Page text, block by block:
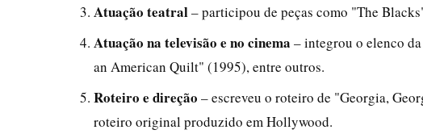
Atuação teatral– participou de peças como "The
Atuação na televisão e no cinema – integrou o elenco
an American Quilt" (1995), entre outros.
Roteiro e direção – escreveu o roteiro de "Georgia,
roteiro original produzido em Hollywood.